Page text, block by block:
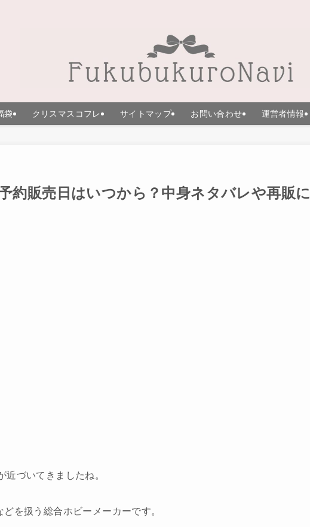
袋 クリスマスコフレ サイトマップ お問い合わせ 運営者情報
約販売日はいつから？中身ネタバレや再販に
近づいてきましたね。
を扱う総合ホビーメーカーです。